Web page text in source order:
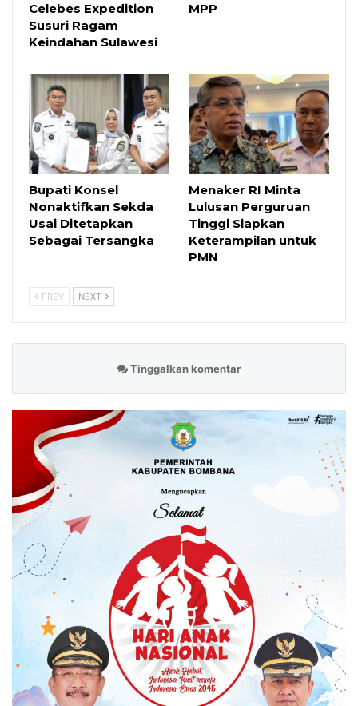
Celebes Expedition
Susuri Ragam
Keindahan Sulawesi
MPP
Bupati Konsel
Nonaktifkan Sekda
Usai Ditetapkan
Sebagai Tersangka
Menaker RI Minta
Lulusan Perguruan
Tinggi Siapkan
Keterampilan untuk
PMN
PREV NEXT
Tinggalkan komentar